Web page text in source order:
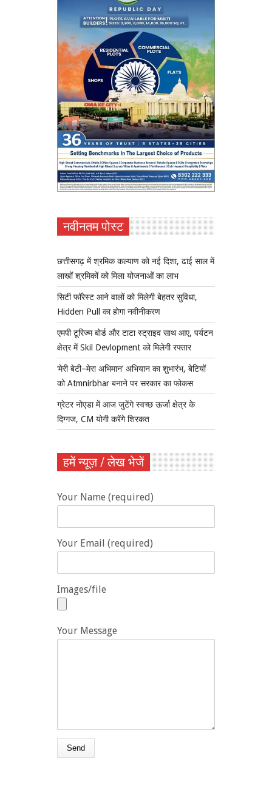
नवीनतम पोस्ट
छत्तीसगढ़ में श्रमिक कल्याण को नई दिशा, ढाई साल में
लाखों श्रमिकों को मिला योजनाओं का लाभ
सिटी फॉरेस्ट आने वालों को मिलेगी बेहतर सुविधा,
Hidden Pull का होगा नवीनीकरण
एमपी टूरिज्म बोर्ड और टाटा स्ट्राइव साथ आए, पर्यटन
क्षेत्र में Skil Devlopment को मिलेगी रफ्तार
‘मेरी बेटी–मेरा अभिमान’ अभियान का शुभारंभ, बेटियों
को Atmnirbhar बनाने पर सरकार का फोकस
ग्रेटर नोएडा में आज जुटेंगे स्वच्छ ऊर्जा क्षेत्र के
दिग्गज, CM योगी करेंगे शिरकत
हमें न्यूज़ / लेख भेजें
Your Name (required)
Your Email (required)
Images/file
Your Message